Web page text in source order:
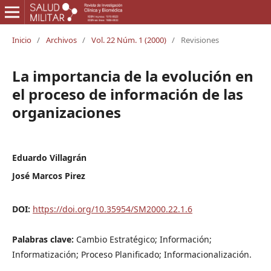
Inicio / Archivos / Vol. 22 Núm. 1 (2000) / Revisiones
La importancia de la evolución en
el proceso de información de las
organizaciones
Eduardo Villagrán
José Marcos Pirez
DOI: https://doi.org/10.35954/SM2000.22.1.6
Palabras clave: Cambio Estratégico; Información;
Informatización; Proceso Planificado; Informacionalización.